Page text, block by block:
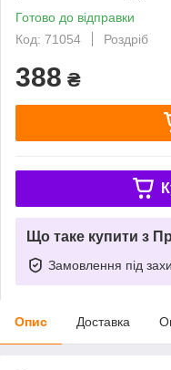
Готово до відправки
Код: 71054
Роздріб
388 ₴
Що таке купити з
Замовлення під
Опис Доставка